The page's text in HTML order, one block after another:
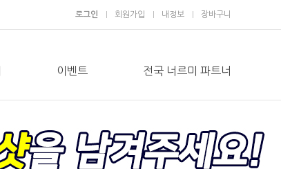
로그인 회원가입 내정보 장바구니
이벤트 전국 너르미 파트너